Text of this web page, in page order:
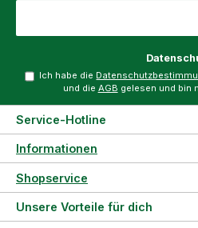
Ich habe die
und die AGB gelesen und bin
Service-Hotline
Informationen
Shopservice
Unsere Vorteile für dich